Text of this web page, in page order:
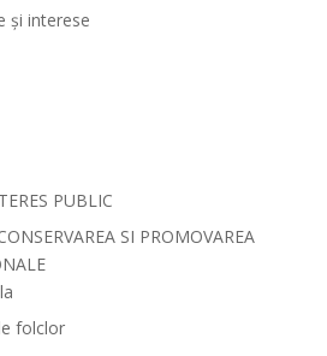
și interese
PUBLIC
SI PROMOVAREA
folclor